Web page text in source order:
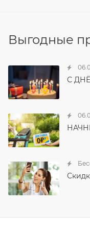
Выгодные
С